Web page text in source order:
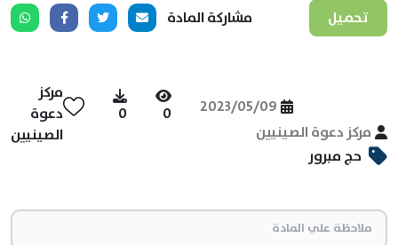
تحميل مشاركة المادة
مركز دعوة الصينيين
2023/05/09
0
0
مركز
دعوة
الصينيين
حج مبرور